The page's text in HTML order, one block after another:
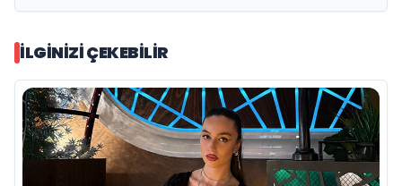
İLGINIZI ÇEKEBILIR